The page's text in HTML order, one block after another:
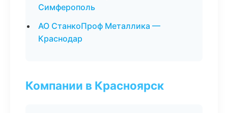
Симферополь
АО СтанкоПроф Металлика —
Краснодар
Компании в Красноярск